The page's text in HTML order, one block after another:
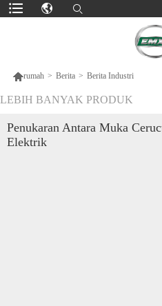
rumah > Berita > Berita Industri
LEBIH BANYAK PRODUK
Penukaran Antara Muka
Elektrik